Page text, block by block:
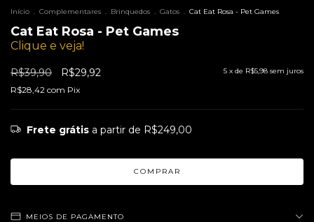
Início . Complementares . Brinquedos . Gatos . Cat Eat Rosa - Pet Games
Cat Eat Rosa - Pet Games
Clique e veja!
R$39,90 R$29,92 5 x de R$5,98 sem juros
R$28,42 com Pix
Frete grátis a partir de R$249,00
MEIOS DE PAGAMENTO